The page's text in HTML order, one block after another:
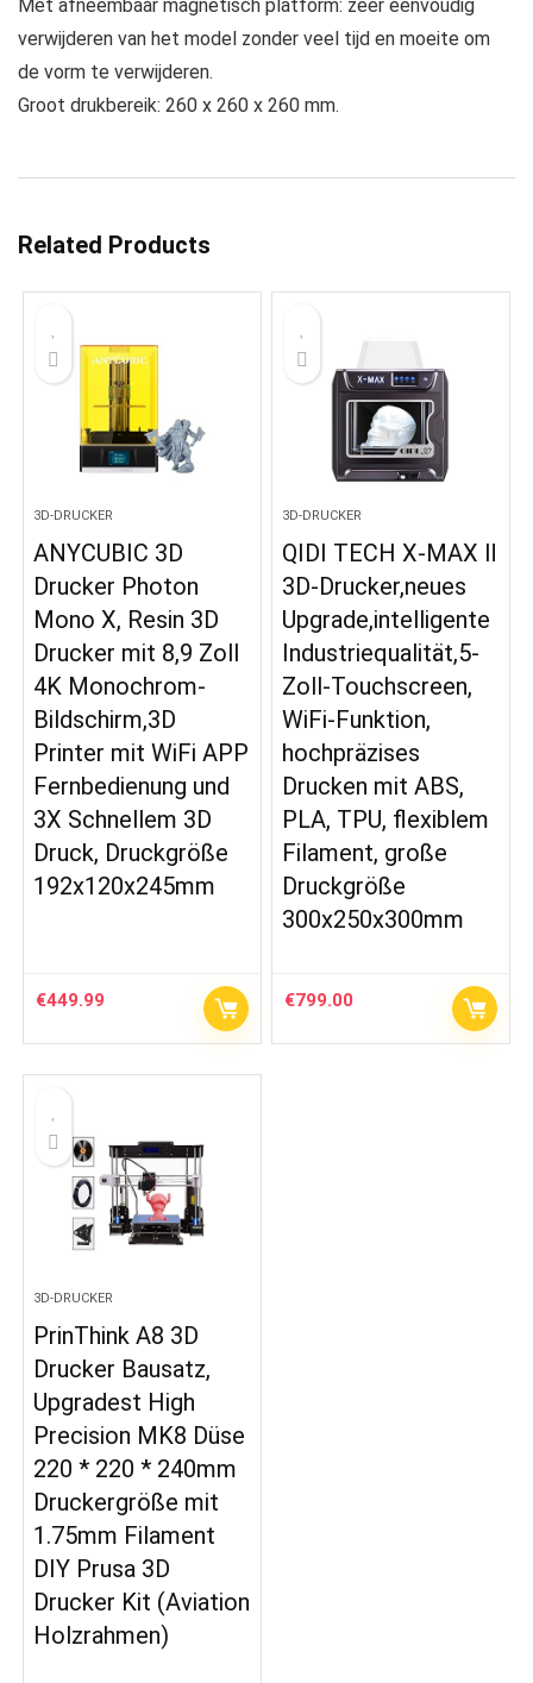
Met afneembaar magnetisch platform: zeer eenvoudig
verwijderen van het model zonder veel tijd en moeite om
de vorm te verwijderen.
Groot drukbereik: 260 x 260 x 260 mm.
Related Products
3D-DRUCKER
ANYCUBIC 3D
Drucker Photon
Mono X, Resin 3D
Drucker mit 8,9 Zoll
4K Monochrom-
Bildschirm,3D
Printer mit WiFi APP
Fernbedienung und
3X Schnellem 3D
Druck, Druckgröße
192x120x245mm
€449.99
3D-DRUCKER
QIDI TECH X-MAX Ⅱ
3D-Drucker,neues
Upgrade,intelligente
Industriequalität,5-
Zoll-Touchscreen,
WiFi-Funktion,
hochpräzises
Drucken mit ABS,
PLA, TPU, flexiblem
Filament, große
Druckgröße
300x250x300mm
€799.00
3D-DRUCKER
PrinThink A8 3D
Drucker Bausatz,
Upgradest High
Precision MK8 Düse
220 * 220 * 240mm
Druckergröße mit
1.75mm Filament
DIY Prusa 3D
Drucker Kit (Aviation
Holzrahmen)